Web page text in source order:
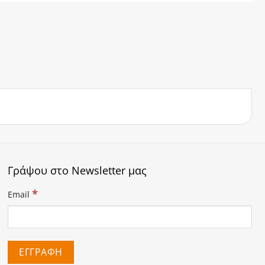
Γράψου στο Newsletter μας
Email *